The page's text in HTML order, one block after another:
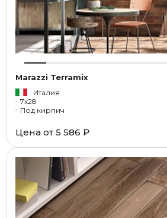
Marazzi Terramix
Италия
7x28
Под кирпич
Цена от 5 586 ₽